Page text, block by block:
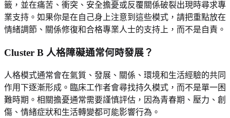
籤，並在痛苦、衝突、安全擔憂或反覆關係破裂出現時尋求專
業支持。如果你是在自己身上注意到這些模式，請把重點放在
情緒調節、關係修復和合格專業人士的支持上，而不是自責。
Cluster B 人格障礙通常何時發展？
人格模式通常會在氣質、發展、關係、環境和生活經驗的共同
作用下逐漸形成。臨床工作者會尋找持久模式，而不是單一困
難時期。相關擔憂通常需要謹慎評估，因為青春期、壓力、創
傷、情緒症狀和生活轉變都可能影響行為。